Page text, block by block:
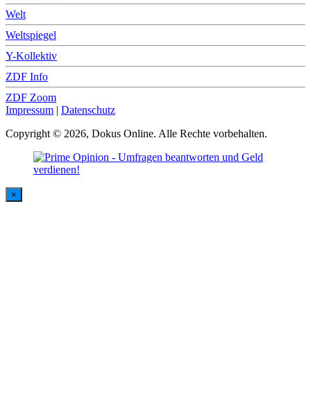
Welt
Weltspiegel
Y-Kollektiv
ZDF Info
ZDF Zoom
Impressum | Datenschutz
Copyright © 2026, Dokus Online. Alle Rechte vorbehalten.
×